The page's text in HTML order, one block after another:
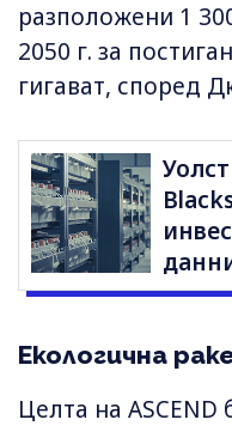
разположени 1
2050 г. за
гигават, според
Екологична
Целта на